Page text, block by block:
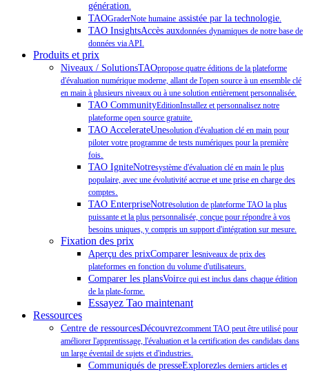
génération.
TAOGraderNote humaine assistée par la technologie.
TAO InsightsAccès auxdonnées dynamiques de notre base de
données via API.
Produits et prix
Niveaux / SolutionsTAOpropose quatre éditions de la plateforme
d'évaluation numérique moderne, allant de l'open source à un ensemble clé
en main à plusieurs niveaux ou à une solution entièrement personnalisée.
TAO CommunityEditionInstallez et personnalisez notre
plateforme open source gratuite.
TAO AccelerateUnesolution d'évaluation clé en main pour
piloter votre programme de tests numériques pour la première
fois.
TAO IgniteNotresystème d'évaluation clé en main le plus
populaire, avec une évolutivité accrue et une prise en charge des
comptes.
TAO EnterpriseNotresolution de plateforme TAO la plus
puissante et la plus personnalisée, conçue pour répondre à vos
besoins uniques, y compris un support d'intégration sur mesure.
Fixation des prix
Aperçu des prixComparer lesniveaux de prix des
plateformes en fonction du volume d'utilisateurs.
Comparer les plansVoirce qui est inclus dans chaque édition
de la plate-forme.
Essayez Tao maintenant
Ressources
Centre de ressourcesDécouvrezcomment TAO peut être utilisé pour
améliorer l'apprentissage, l'évaluation et la certification des candidats dans
un large éventail de sujets et d'industries.
Communiqués de presseExplorezles derniers articles et